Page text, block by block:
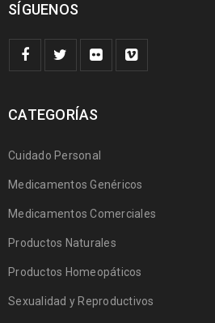
SÍGUENOS
CATEGORÍAS
Cuidado Personal
Medicamentos Genéricos
Medicamentos Comerciales
Productos Naturales
Productos Homeopáticos
Sexualidad y Reproductivos